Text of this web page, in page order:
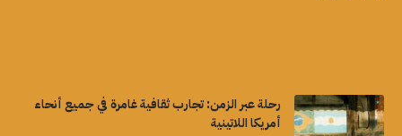
رحلة عبر الزمن: تجارب ثقافية غامرة في جميع أنحاء
أمريكا اللاتينية